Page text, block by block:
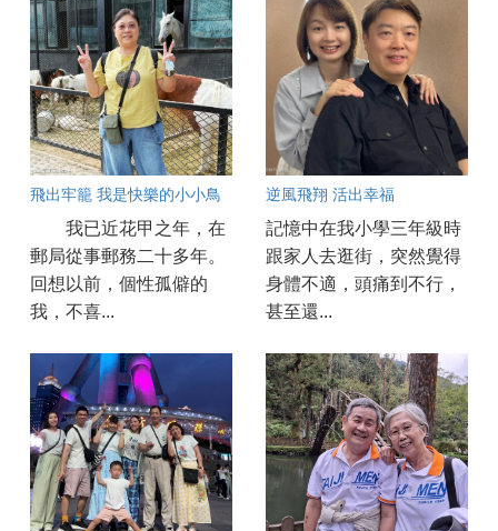
飛出牢籠 我是快樂的小小鳥
我已近花甲之年，在
郵局從事郵務二十多年。
回想以前，個性孤僻的
我，不喜...
逆風飛翔 活出幸福
記憶中在我小學三年級時
跟家人去逛街，突然覺得
身體不適，頭痛到不行，
甚至還...